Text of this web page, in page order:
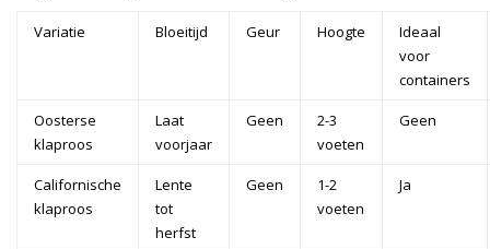
Variatie Bloeitijd Geur Hoogte
Ideaal
voor
containers
Oosterse
klaproos
Laat
voorjaar
Geen
2-3
voeten
Geen
Californische
klaproos
Lente
tot
herfst
Geen
1-2
voeten
Ja